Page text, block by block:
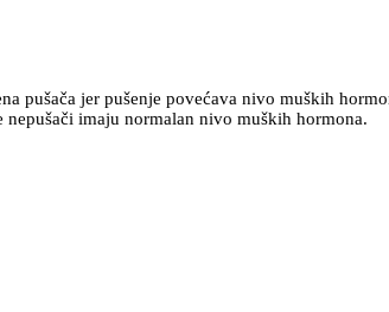
pušača jer pušenje povećava nivo muških
nepušači imaju normalan nivo muških hormona.